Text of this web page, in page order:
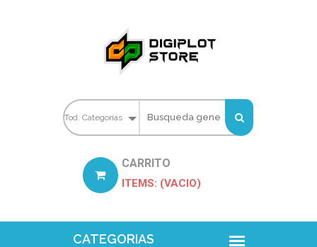
CARRITO
ITEMS: (VACIO)